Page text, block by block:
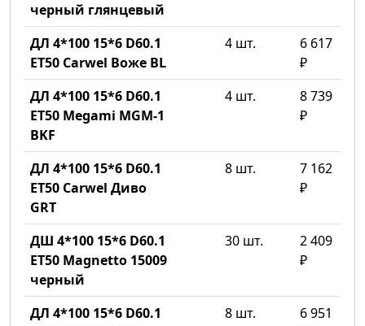
черный глянцевый
ДЛ 4*100 15*6 D60.1
ET50 Carwel Воже BL
4 шт.
6 617
₽
ДЛ 4*100 15*6 D60.1
ET50 Megami MGM-1
BKF
4 шт.
8 739
₽
ДЛ 4*100 15*6 D60.1
ET50 Carwel Диво
GRT
8 шт.
7 162
₽
ДШ 4*100 15*6 D60.1
ET50 Magnetto 15009
черный
30 шт.
2 409
₽
ДЛ 4*100 15*6 D60.1
8 шт.
6 951